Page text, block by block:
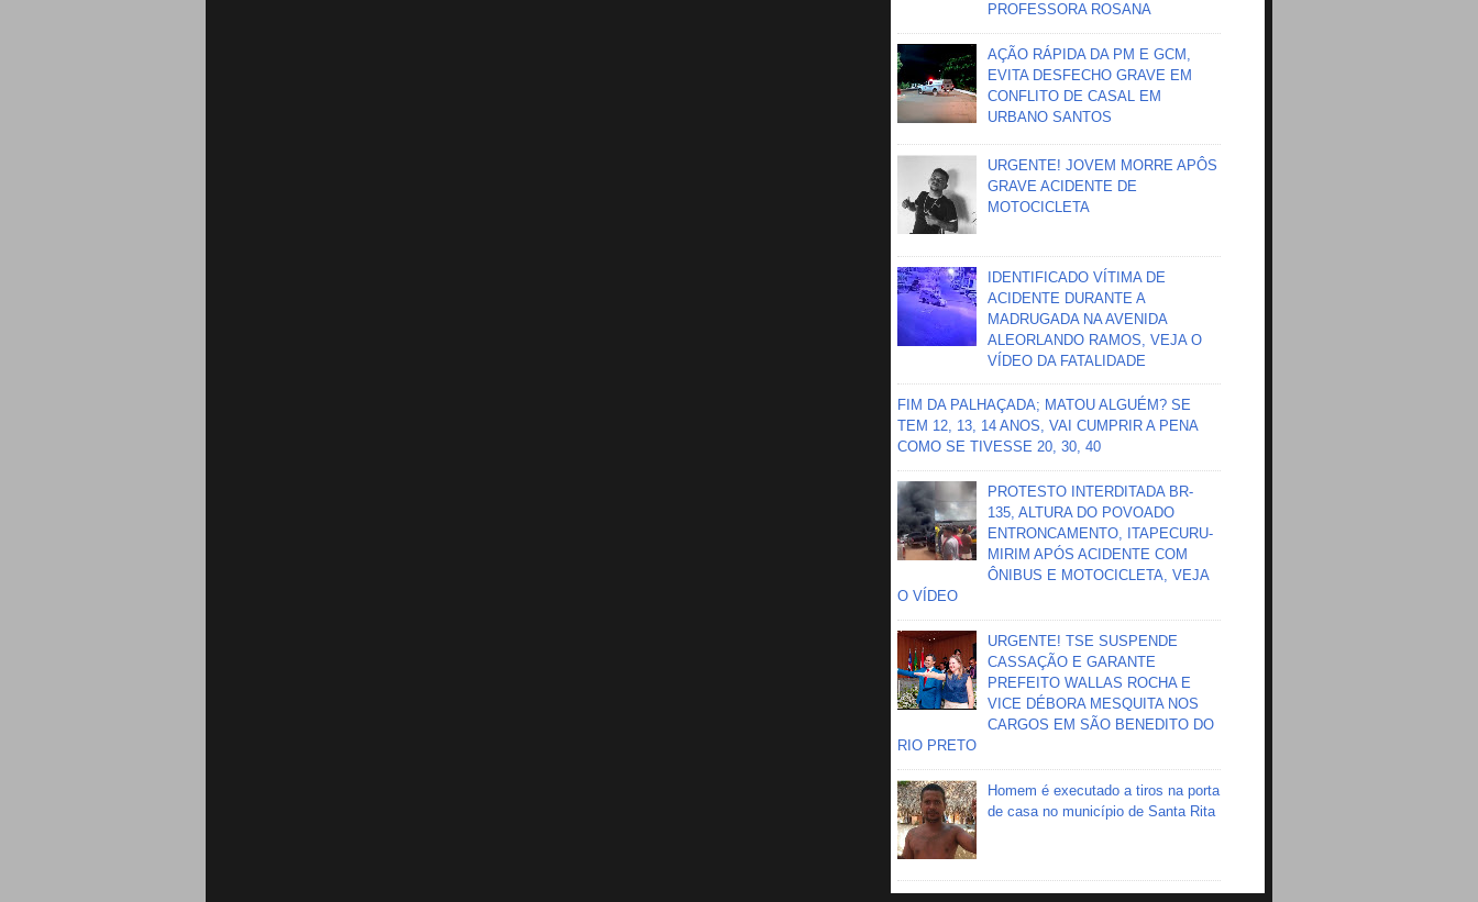
PROFESSORA ROSANA
AÇÃO RÁPIDA DA PM E GCM,
EVITA DESFECHO GRAVE EM
CONFLITO DE CASAL EM
URBANO SANTOS
URGENTE! JOVEM MORRE APÔS
GRAVE ACIDENTE DE
MOTOCICLETA
IDENTIFICADO VÍTIMA DE
ACIDENTE DURANTE A
MADRUGADA NA AVENIDA
ALEORLANDO RAMOS, VEJA O
VÍDEO DA FATALIDADE
FIM DA PALHAÇADA; MATOU ALGUÉM? SE
TEM 12, 13, 14 ANOS, VAI CUMPRIR A PENA
COMO SE TIVESSE 20, 30, 40
PROTESTO INTERDITADA BR-
135, ALTURA DO POVOADO
ENTRONCAMENTO, ITAPECURU-
MIRIM APÓS ACIDENTE COM
ÔNIBUS E MOTOCICLETA, VEJA
O VÍDEO
URGENTE! TSE SUSPENDE
CASSAÇÃO E GARANTE
PREFEITO WALLAS ROCHA E
VICE DÉBORA MESQUITA NOS
CARGOS EM SÃO BENEDITO DO
RIO PRETO
Homem é executado a tiros na porta
de casa no município de Santa Rita